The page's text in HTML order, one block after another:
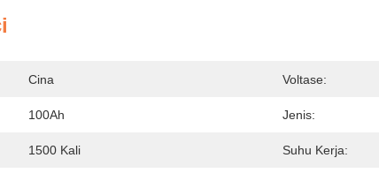
Cina Voltase:
100Ah Jenis:
1500 Kali Suhu Kerja: